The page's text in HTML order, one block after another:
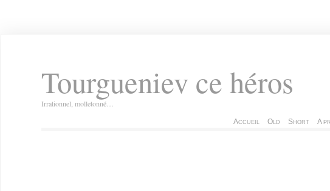
Tourgueniev ce héros
Irrationnel, molletonné…
Accueil Old Short A